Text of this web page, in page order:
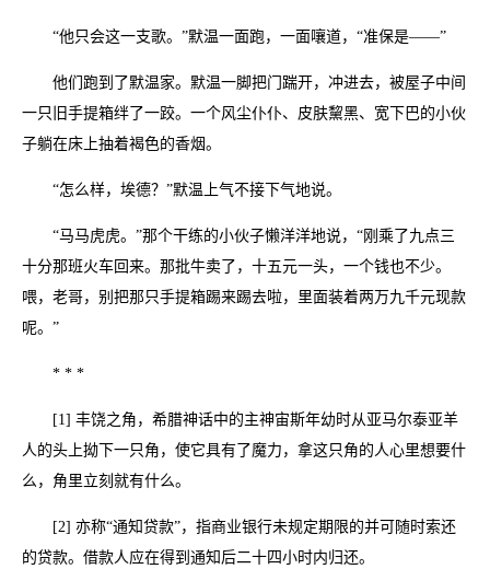
“他只会这一支歌。”默温一面跑，一面嚷道，“准保是——”
他们跑到了默温家。默温一脚把门踹开，冲进去，被屋子中间
一只旧手提箱绊了一跤。一个风尘仆仆、皮肤黧黑、宽下巴的小伙
子躺在床上抽着褐色的香烟。
“怎么样，埃德？”默温上气不接下气地说。
“马马虎虎。”那个干练的小伙子懒洋洋地说，“刚乘了九点三
十分那班火车回来。那批牛卖了，十五元一头，一个钱也不少。
喂，老哥，别把那只手提箱踢来踢去啦，里面装着两万九千元现款
呢。”
* * *
[1] 丰饶之角，希腊神话中的主神宙斯年幼时从亚马尔泰亚羊
人的头上拗下一只角，使它具有了魔力，拿这只角的人心里想要什
么，角里立刻就有什么。
[2] 亦称“通知贷款”，指商业银行未规定期限的并可随时索还
的贷款。借款人应在得到通知后二十四小时内归还。